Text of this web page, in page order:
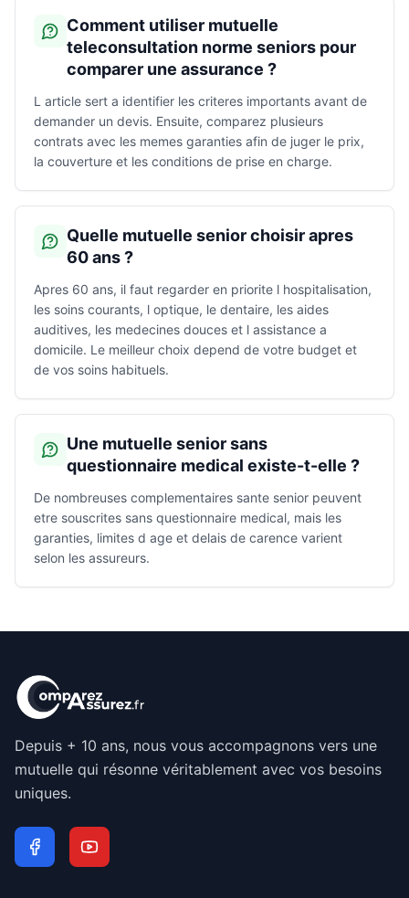
Comment utiliser mutuelle
teleconsultation norme seniors pour
comparer une assurance ?
L article sert a identifier les criteres importants avant de
demander un devis. Ensuite, comparez plusieurs
contrats avec les memes garanties afin de juger le prix,
la couverture et les conditions de prise en charge.
Quelle mutuelle senior choisir apres
60 ans ?
Apres 60 ans, il faut regarder en priorite l hospitalisation,
les soins courants, l optique, le dentaire, les aides
auditives, les medecines douces et l assistance a
domicile. Le meilleur choix depend de votre budget et
de vos soins habituels.
Une mutuelle senior sans
questionnaire medical existe-t-elle ?
De nombreuses complementaires sante senior peuvent
etre souscrites sans questionnaire medical, mais les
garanties, limites d age et delais de carence varient
selon les assureurs.
Depuis + 10 ans, nous vous accompagnons vers une
mutuelle qui résonne véritablement avec vos besoins
uniques.